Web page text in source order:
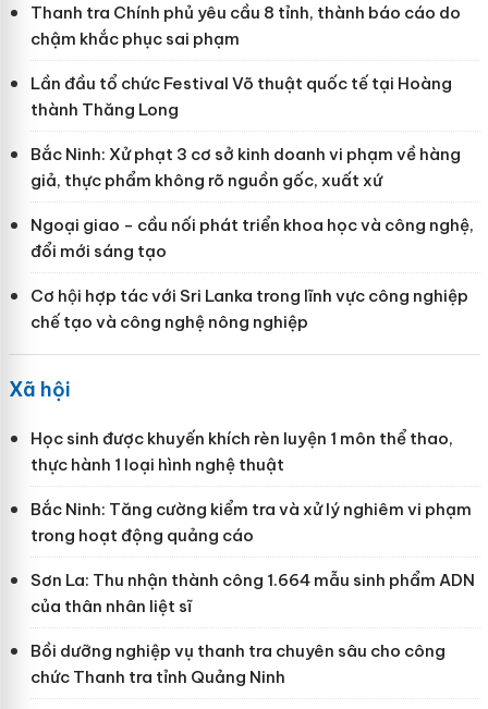
Thanh tra Chính phủ yêu cầu 8 tỉnh, thành báo cáo do
chậm khắc phục sai phạm
Lần đầu tổ chức Festival Võ thuật quốc tế tại Hoàng
thành Thăng Long
Bắc Ninh: Xử phạt 3 cơ sở kinh doanh vi phạm về hàng
giả, thực phẩm không rõ nguồn gốc, xuất xứ
Ngoại giao - cầu nối phát triển khoa học và công nghệ,
đổi mới sáng tạo
Cơ hội hợp tác với Sri Lanka trong lĩnh vực công nghiệp
chế tạo và công nghệ nông nghiệp
Xã hội
Học sinh được khuyến khích rèn luyện 1 môn thể thao,
thực hành 1 loại hình nghệ thuật
Bắc Ninh: Tăng cường kiểm tra và xử lý nghiêm vi phạm
trong hoạt động quảng cáo
Sơn La: Thu nhận thành công 1.664 mẫu sinh phẩm ADN
của thân nhân liệt sĩ
Bồi dưỡng nghiệp vụ thanh tra chuyên sâu cho công
chức Thanh tra tỉnh Quảng Ninh